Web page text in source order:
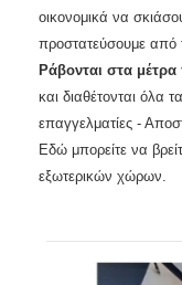
οικονομικά να
προστατεύσουμε από
Ράβονται στα μέτρα
και διαθέτονται όλα
επαγγελματίες -
Εδώ μπορείτε να
εξωτερικών χώρων.